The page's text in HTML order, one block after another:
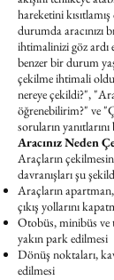
hareketini
durumda aracınızı
ihtimalinizi göz ardı
benzer bir durum
çekilme ihtimali
nereye çekildi?",
öğrenebilirim?" ve
soruların
Aracınız Neden
Araçların
davranışları şu
Araçların
çıkış yollarını
Otobüs, minibüs ve
yakın park edilmesi
Dönüş noktaları,
edilmesi